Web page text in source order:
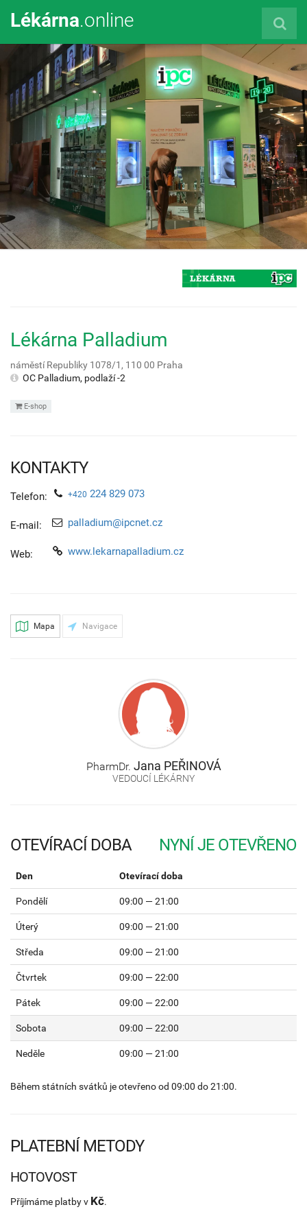
Lékárna.online
Lékárna Palladium
náměstí Republiky 1078/1, 110 00 Praha
OC Palladium, podlaží -2
E-shop
KONTAKTY
Telefon: +420 224 829 073
E-mail: palladium@ipcnet.cz
Web: www.lekarnapalladium.cz
Mapa Navigace
PharmDr. Jana PEŘINOVÁ
VEDOUCÍ LÉKÁRNY
OTEVÍRACÍ DOBA
Den Otevírací doba
Pondělí 09:00 — 21:00
Úterý 09:00 — 21:00
Středa 09:00 — 21:00
Čtvrtek 09:00 — 22:00
Pátek 09:00 — 22:00
Sobota 09:00 — 22:00
Neděle 09:00 — 21:00
Během státních svátků je otevřeno od 09:00 do 21:00.
PLATEBNÍ METODY
HOTOVOST
Příjímáme platby v Kč.